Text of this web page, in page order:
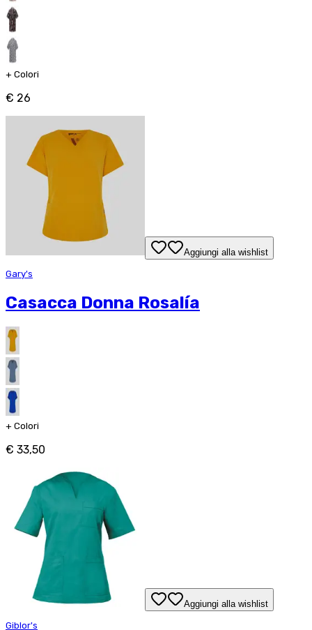
+ Colori
€ 26
Aggiungi alla wishlist
Gary's
Casacca Donna Rosalía
+ Colori
€ 33,50
Aggiungi alla wishlist
Giblor's